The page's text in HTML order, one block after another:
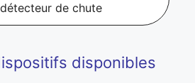
de chute
disponibles